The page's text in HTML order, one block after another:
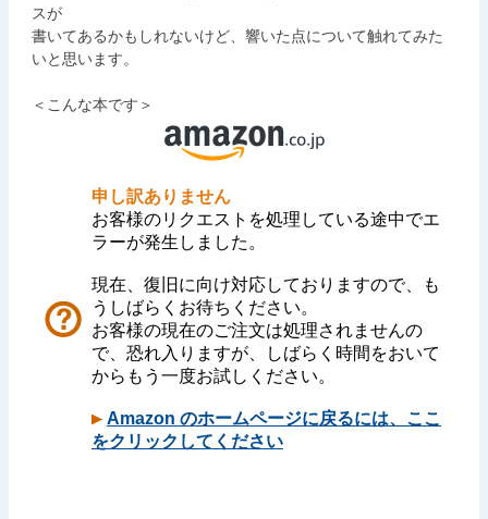
スが
書いてあるかもしれないけど、響いた点について触れてみた
いと思います。
＜こんな本です＞